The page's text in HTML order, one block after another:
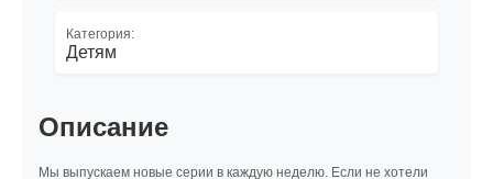
Категория:
Детям
Описание
Мы выпускаем новые серии в каждую неделю. Если не хотели